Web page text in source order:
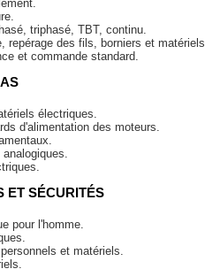
triphasé, TBT, continu.
des fils, borniers et matériels.
et commande standard.
électriques.
d'alimentation des moteurs.
ET SÉCURITÉS
pour l'homme.
et matériels.